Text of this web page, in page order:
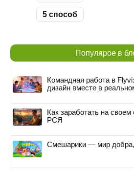
5 способ
Популярое в
Командная работа в
дизайн вместе в
Как заработать на
РСЯ
Смешарики — мир